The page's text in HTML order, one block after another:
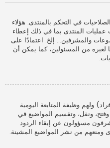
في التحكم بالمنتدى. هؤلاء
عمليات المنتدى بما في ذلك إعطاء
والمشرفين... إلخ. اعتمادًا على
من المسئولين، كما يمكن أن
ولهم وظيفة المتابعة اليومية
وفتح، ونقل، وتقسيم المواضيع في
مسؤولون عن إبقاء الردود
ومنعهم من نشر المواضيع المشينة.